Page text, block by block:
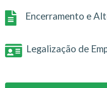
Encerramento e
Legalização de